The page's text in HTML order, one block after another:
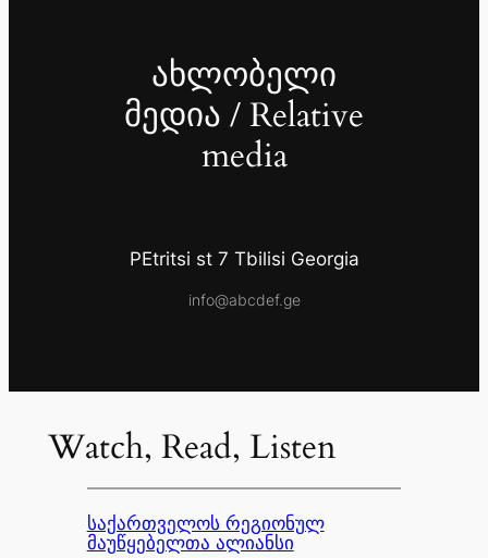
ახლობელი
მედია / Relative
media
PEtritsi st 7 Tbilisi Georgia
info@abcdef.ge
Watch, Read, Listen
საქართველოს რეგიონულ
მაუწყებელთა ალიანსი